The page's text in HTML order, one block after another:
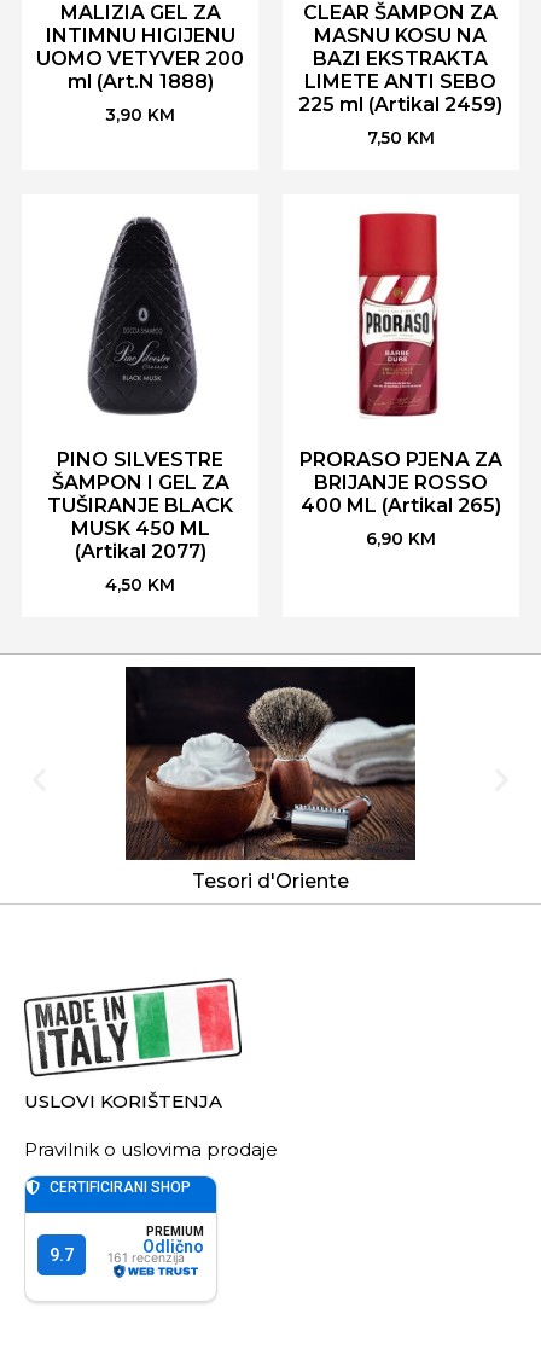
MALIZIA GEL ZA
INTIMNU HIGIJENU
UOMO VETYVER 200
ml (Art.N 1888)
3,90 KM
CLEAR ŠAMPON ZA
MASNU KOSU NA
BAZI EKSTRAKTA
LIMETE ANTI SEBO
225 ml (Artikal 2459)
7,50 KM
PINO SILVESTRE
ŠAMPON I GEL ZA
TUŠIRANJE BLACK
MUSK 450 ML
(Artikal 2077)
4,50 KM
PRORASO PJENA ZA
BRIJANJE ROSSO
400 ML (Artikal 265)
6,90 KM
Tesori d'Oriente
USLOVI KORIŠTENJA
Pravilnik o uslovima prodaje